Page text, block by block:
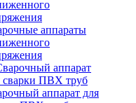
аппараты
аппарат для